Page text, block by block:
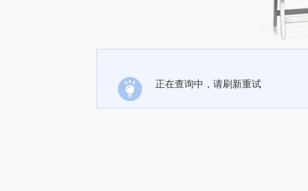
正在查询中，请刷新重试